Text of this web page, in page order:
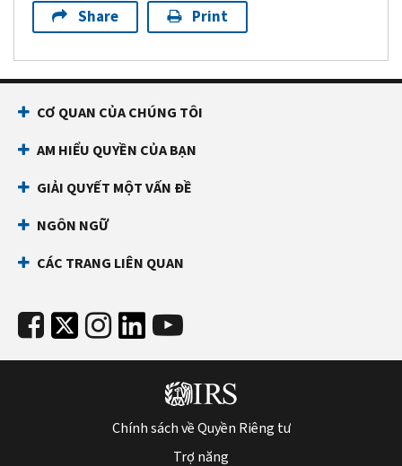
Share Print
CƠ QUAN CỦA CHÚNG TÔI
AM HIỂU QUYỀN CỦA BẠN
GIẢI QUYẾT MỘT VẤN ĐỀ
NGÔN NGỮ
CÁC TRANG LIÊN QUAN
Chính sách về Quyền Riêng tư
Trợ năng